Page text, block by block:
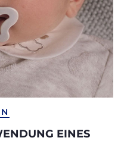
EINES